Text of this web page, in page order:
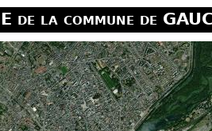
de la commune de